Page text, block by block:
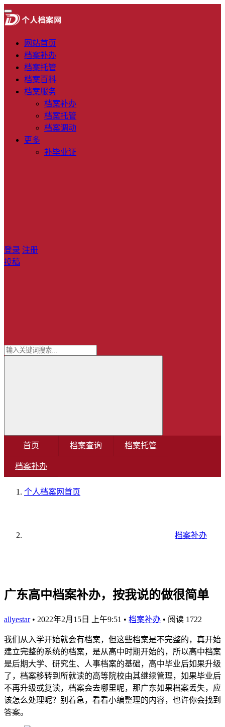
网站首页
档案补办
档案托管
档案百科
档案服务
档案补办
档案托管
档案调动
更多
补毕业证
登录 注册
投稿
首页 档案查询 档案托管
档案补办
个人档案网首页
档案补办
广东高中档案补办，按我说的做很简单
allyestar • 2022年2月15日 上午9:51 • 档案补办 • 阅读 1722
我们从入学开始就会有档案，但这些档案是不完整的，真开始
建立完整的系统的档案，是从高中时期开始的，所以高中档案
是后期大学、研究生、人事档案的基础，高中毕业后如果升级
了，档案移转到所就读的高等院校由其继续管理，如果毕业后
不再升级或复读，档案会去哪里呢，那广东如果档案丢失，应
该怎么处理呢？别着急，看看小编整理的内容，也许你会找到
答案。